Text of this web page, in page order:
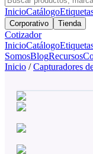
InicioCatálogo
Corporativo Tienda
Cotizador
InicioCatálogo
SomosBlogRecursos
Inicio / Capturadores